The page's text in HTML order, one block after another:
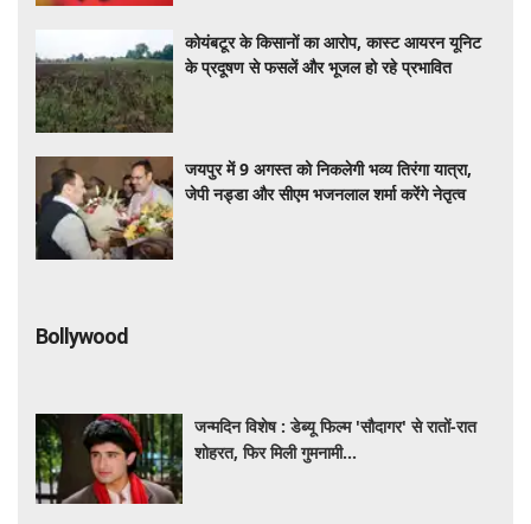
कोयंबटूर के किसानों का आरोप, कास्ट आयरन यूनिट
के प्रदूषण से फसलें और भूजल हो रहे प्रभावित
जयपुर में 9 अगस्त को निकलेगी भव्य तिरंगा यात्रा,
जेपी नड्डा और सीएम भजनलाल शर्मा करेंगे नेतृत्व
Bollywood
जन्मदिन विशेष : डेब्यू फिल्म 'सौदागर' से रातों-रात
शोहरत, फिर मिली गुमनामी...